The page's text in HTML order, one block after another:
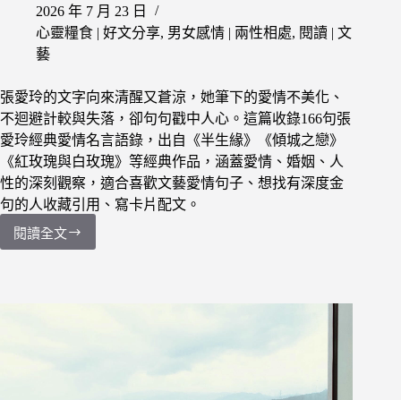
情
境
各
到
那
一
句
2026 年 7 月 23 日
心靈糧食 | 好文分享, 男女感情 | 兩性相處, 閱讀 | 文
藝
張愛玲的文字向來清醒又蒼涼，她筆下的愛情不美化、
不迴避計較與失落，卻句句戳中人心。這篇收錄166句張
愛玲經典愛情名言語錄，出自《半生緣》《傾城之戀》
《紅玫瑰與白玫瑰》等經典作品，涵蓋愛情、婚姻、人
性的深刻觀察，適合喜歡文藝愛情句子、想找有深度金
句的人收藏引用、寫卡片配文。
閱讀全文
【愛